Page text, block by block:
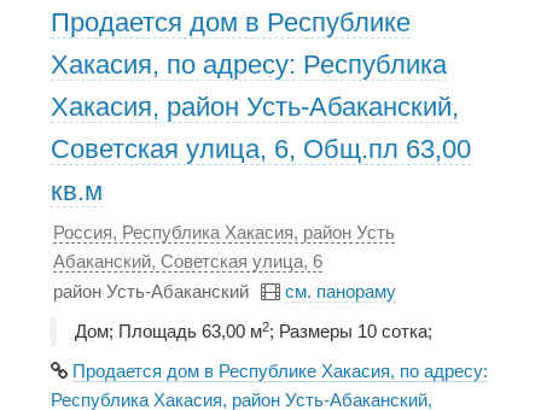
Продается дом в Республике
Хакасия, по адресу: Республика
Хакасия, район Усть-Абаканский,
Советская улица, 6, Общ.пл 63,00
кв.м
Россия, Республика Хакасия, район Усть
Абаканский, Советская улица, 6
район Усть-Абаканский
см. панораму
Дом; Площадь 63,00 м2; Размеры 10 сотка;
Продается дом в Республике Хакасия, по адресу:
Республика Хакасия, район Усть-Абаканский,